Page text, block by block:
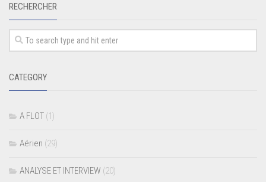
RECHERCHER
CATEGORY
A FLOT (1)
Aérien (29)
ANALYSE ET INTERVIEW (20)